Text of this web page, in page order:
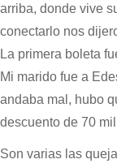
arriba, donde vive
conectarlo nos
La primera boleta
Mi marido fue a
andaba mal, hubo
descuento de 70
Son varias las